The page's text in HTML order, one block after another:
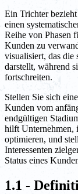
Ein Trichter
einen
Reihe von Phasen
Kunden zu
visualisiert, das die
darstellt, während
fortschreiten.
Stellen Sie sich
Kunden vom
endgültigen
hilft Unternehmen,
optimieren, und
Interessenten
Status eines
1.1 -